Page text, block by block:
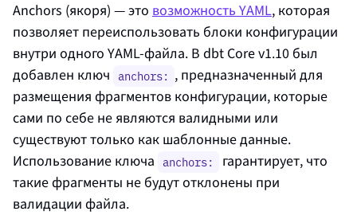
Anchors (якоря) — это возможность YAML, которая
позволяет переиспользовать блоки конфигурации
внутри одного YAML-файла. В dbt Core v1.10 был
добавлен ключ anchors: , предназначенный для
размещения фрагментов конфигурации, которые
сами по себе не являются валидными или
существуют только как шаблонные данные.
Использование ключа anchors:
гарантирует, что
такие фрагменты не будут отклонены при
валидации файла.